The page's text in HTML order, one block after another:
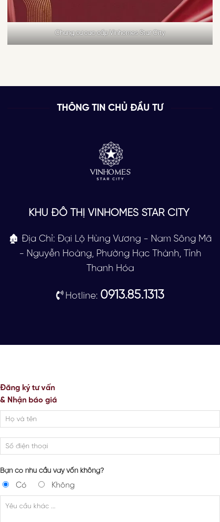
Chung cư cao cấp Vinhomes Star City
THÔNG TIN CHỦ ĐẦU TƯ
KHU ĐÔ THỊ VINHOMES STAR CITY
🏚 Địa Chỉ: Đại Lộ Hùng Vương - Nam Sông Mã
- Nguyễn Hoàng, Phường Hạc Thành, Tỉnh
Thanh Hóa
Hotline: 0913.85.1313
Đăng ký tư vấn
& Nhận báo giá
Bạn có nhu cầu vay vốn không?
Có Không